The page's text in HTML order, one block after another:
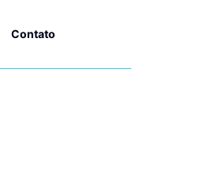
Contato